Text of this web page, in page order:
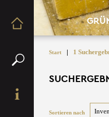
Start | 1
Sortieren nach